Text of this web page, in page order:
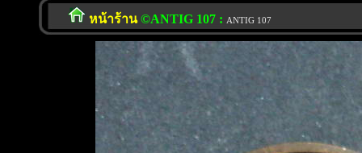
หน้าร้าน©ANTIG 107 : ANTIG 107